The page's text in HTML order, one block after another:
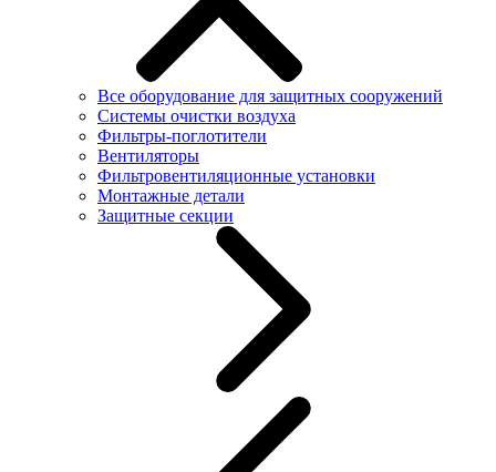
Все оборудование для защитных сооружений
Системы очистки воздуха
Фильтры-поглотители
Вентиляторы
Фильтровентиляционные установки
Монтажные детали
Защитные секции